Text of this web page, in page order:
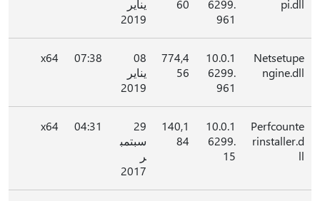
pi.dll
6299.
961
60
يناير
2019
Netsetupe
ngine.dll
10.0.1
6299.
961
774,4
56
08
يناير
2019
07:38
x64
Perfcounte
rinstaller.d
ll
10.0.1
6299.
15
140,1
84
29
سبتمب
ر
2017
04:31
x64